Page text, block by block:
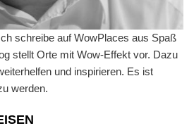
schreibe auf WowPlaces aus Spaß
stellt Orte mit Wow-Effekt vor. Dazu
und inspirieren. Es ist
werden.